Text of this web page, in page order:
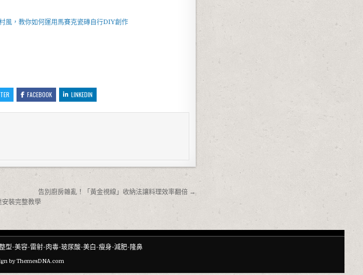
風，教你如何運用 馬賽克瓷磚自行DIY創作
FACEBOOK LINKEDIN
告別廚房雜亂！「黃金視線」收納法讓料理效率翻倍 →
裝完整教學
-美容-雷射-肉毒-玻尿酸-美白-瘦身-減肥-隆鼻
by ThemesDNA.com